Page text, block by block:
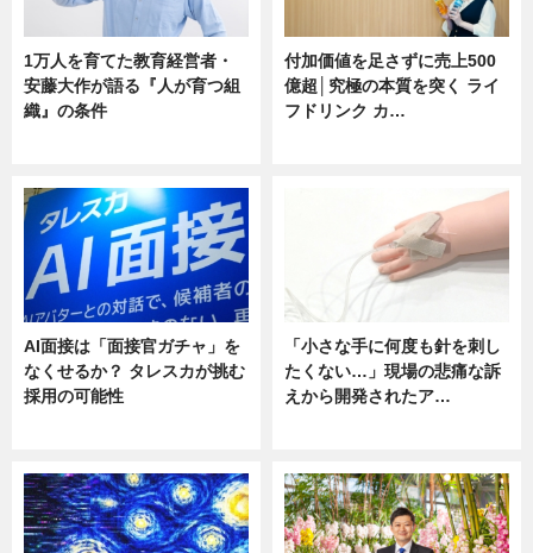
1万人を育てた教育経営者・
安藤大作が語る『人が育つ組
織』の条件
付加価値を足さずに売上500
億超│究極の本質を突く ライ
フドリンク カ…
AI面接は「面接官ガチャ」を
なくせるか？ タレスカが挑む
採用の可能性
「小さな手に何度も針を刺し
たくない…」現場の悲痛な訴
えから開発されたア…